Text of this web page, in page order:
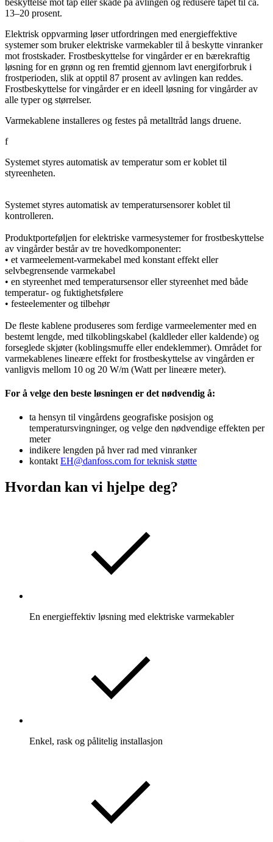
13–20 prosent.
Elektrisk oppvarming løser utfordringen med energieffektive
systemer som bruker elektriske varmekabler til å beskytte vinranker
mot frostskader. Frostbeskyttelse for vingårder er en bærekraftig
løsning for en grønn og ren fremtid gjennom lavt energiforbruk i
frostperioden, slik at opptil 87 prosent av avlingen kan reddes.
Frostbeskyttelse for vingårder er en ideell løsning for vingårder av
alle typer og størrelser.
Varmekablene installeres og festes på metalltråd langs druene.
f
Systemet styres automatisk av temperatur som er koblet til
styreenheten.
Systemet styres automatisk av temperatursensorer koblet til
kontrolleren.​
Produktporteføljen for elektriske varmesystemer for frostbeskyttelse
av vingårder består av tre hovedkomponenter:
• et varmeelement-varmekabel med konstant effekt eller
selvbegrensende varmekabel
• en styreenhet med temperatursensor eller styreenhet med både
temperatur- og fuktighetsfølere
• festeelementer og tilbehør
De fleste kablene produseres som ferdige varmeelementer med en
bestemt lengde, med tilkoblingskabel (kaldleder eller kaldende) og
forseglede skjøter (koblingsmuffe eller endeklemmer). Området for
varmekablenes lineære effekt for frostbeskyttelse av vingården er
vanligvis mellom 10 og 20 W/m (Watt per lineære meter).
For å velge den beste løsningen er det nødvendig å:
ta hensyn til vingårdens geografiske posisjon og
temperatursvingninger, og velge den nødvendige effekten per
meter
indikere lengden på hver rad med vinranker
kontaktEH@danfoss.com for teknisk støtte
Hvordan kan vi hjelpe deg?
En energieffektiv løsning med elektriske varmekabler​
Enkel, rask og pålitelig installasjon